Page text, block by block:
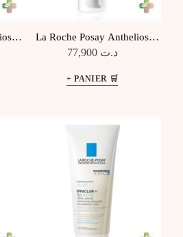
La Roche Posay Anthelios
Uvmune 400 Creme Hydratante
د.ت 77,900